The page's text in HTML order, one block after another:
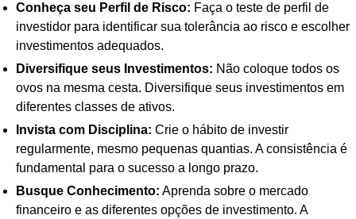
Conheça seu Perfil de Risco: Faça o teste de perfil de
investidor para identificar sua tolerância ao risco e escolher
investimentos adequados.
Diversifique seus Investimentos: Não coloque todos os
ovos na mesma cesta. Diversifique seus investimentos em
diferentes classes de ativos.
Invista com Disciplina: Crie o hábito de investir
regularmente, mesmo pequenas quantias. A consistência é
fundamental para o sucesso a longo prazo.
Busque Conhecimento: Aprenda sobre o mercado
financeiro e as diferentes opções de investimento. A